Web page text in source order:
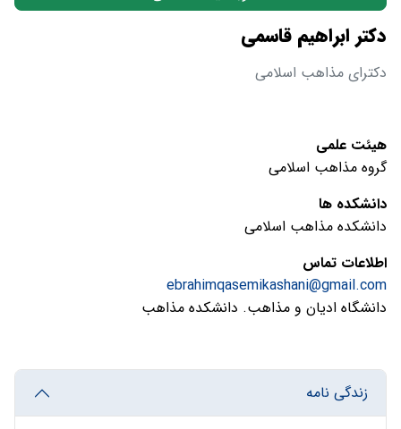
دکتر ابراهیم قاسمی
دکترای مذاهب اسلامی
هیئت علمی
گروه مذاهب اسلامی
دانشکده ها
دانشکده مذاهب اسلامی
اطلاعات تماس
ebrahimqasemikashani@gmail.com
دانشگاه ادیان و مذاهب. دانشکده مذاهب
زندگی نامه